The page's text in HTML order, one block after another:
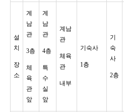
설
치
장
소
계
남
관
3층
체
육
관
앞
계
남
관
4층
특
수
실
앞
계남
관
체육
관
내부
기숙사
1층
기
숙
사
2층